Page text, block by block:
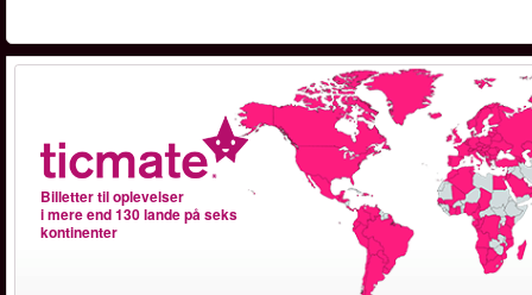
Billetter til oplevelser
i mere end 130 lande på seks
kontinenter